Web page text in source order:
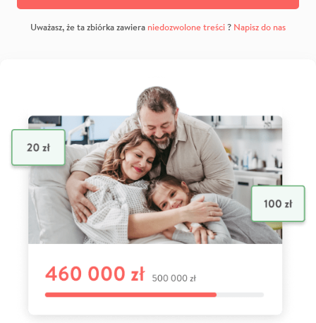
Uważasz, że ta zbiórka zawiera niedozwolone treści? Napisz do nas